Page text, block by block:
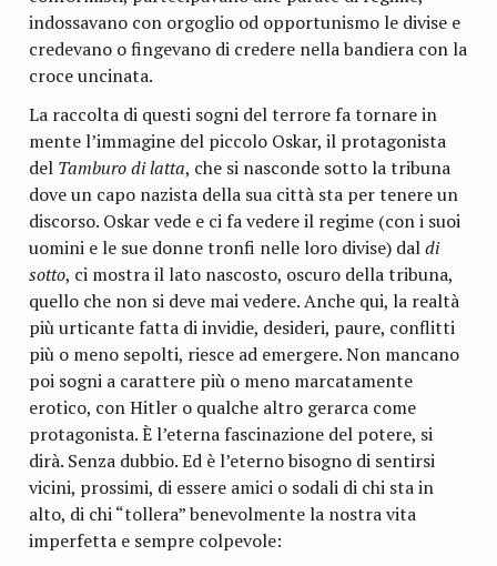
indossavano con orgoglio od opportunismo le divise e
credevano o fingevano di credere nella bandiera con la
croce uncinata.
La raccolta di questi sogni del terrore fa tornare in
mente l’immagine del piccolo Oskar, il protagonista
del Tamburo di latta, che si nasconde sotto la tribuna
dove un capo nazista della sua città sta per tenere un
discorso. Oskar vede e ci fa vedere il regime (con i suoi
uomini e le sue donne tronfi nelle loro divise) daldi
sotto, ci mostra il lato nascosto, oscuro della tribuna,
quello che non si deve mai vedere. Anche qui, la realtà
più urticante fatta di invidie, desideri, paure, conflitti
più o meno sepolti, riesce ad emergere. Non mancano
poi sogni a carattere più o meno marcatamente
erotico, con Hitler o qualche altro gerarca come
protagonista. È l’eterna fascinazione del potere, si
dirà. Senza dubbio. Ed è l’eterno bisogno di sentirsi
vicini, prossimi, di essere amici o sodali di chi sta in
alto, di chi “tollera” benevolmente la nostra vita
imperfetta e sempre colpevole: